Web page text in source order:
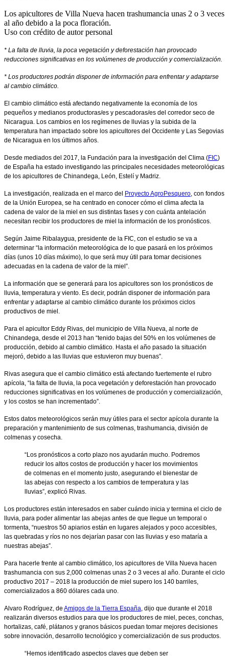
Los apicultores de Villa Nueva hacen trashumancia unas 2 o 3 veces
al año debido a la poca floración.
Uso con crédito de autor personal
* La falta de lluvia, la poca vegetación y deforestación han provocado
reducciones significativas en los volúmenes de producción y comercialización.
* Los productores podrán disponer de información para enfrentar y adaptarse
al cambio climático.
El cambio climático está afectando negativamente la economía de los
pequeños y medianos productoras/es y pescadoras/es del corredor seco de
Nicaragua. Los cambios en los regímenes de lluvias y la subida de la
temperatura han impactado sobre los apicultores del Occidente y Las Segovias
de Nicaragua en los últimos años.
Desde mediados del 2017, la Fundación para la investigación del Clima (FIC)
de España ha estado investigando las principales necesidades meteorológicas
de los apicultores de Chinandega, León, Estelí y Madriz.
La investigación, realizada en el marco del Proyecto AgroPesquero, con fondos
de la Unión Europea, se ha centrado en conocer cómo el clima afecta la
cadena de valor de la miel en sus distintas fases y con cuánta antelación
necesitan recibir los productores de miel la información de los pronósticos.
Según Jaime Ribalaygua, presidente de la FIC, con el estudio se va a
determinar “la información meteorológica de lo que pasará en los próximos
días (unos 10 días máximo), lo que será muy útil para tomar decisiones
adecuadas en la cadena de valor de la miel”.
La información que se generará para los apicultores son los pronósticos de
lluvia, temperatura y viento. Es decir, podrán disponer de información para
enfrentar y adaptarse al cambio climático durante los próximos ciclos
productivos de miel.
Para el apicultor Eddy Rivas, del municipio de Villa Nueva, al norte de
Chinandega, desde el 2013 han “tenido bajas del 50% en los volúmenes de
producción, debido al cambio climático. Hasta el año pasado la situación
mejoró, debido a las lluvias que estuvieron muy buenas”.
Rivas asegura que el cambio climático está afectando fuertemente el rubro
apícola, “la falta de lluvia, la poca vegetación y deforestación han provocado
reducciones significativas en los volúmenes de producción y comercialización,
y los costos se han incrementado”.
Estos datos meteorológicos serán muy útiles para el sector apícola durante la
preparación y mantenimiento de sus colmenas, trashumancia, división de
colmenas y cosecha.
“Los pronósticos a corto plazo nos ayudarán mucho. Podremos
reducir los altos costos de producción y hacer los movimientos
de colmenas en el momento justo, asegurando el bienestar de
las abejas con respecto a los cambios de temperatura y las
lluvias”, explicó Rivas.
Los productores están interesados en saber cuándo inicia y termina el ciclo de
lluvia, para poder alimentar las abejas antes de que llegue un temporal o
tormenta, “nuestros 50 apiarios están en lugares alejados y poco accesibles,
las quebradas y ríos no nos dejarían pasar con las lluvias y eso mataría a
nuestras abejas”.
Para hacerle frente al cambio climático, los apicultores de Villa Nueva hacen
trashumancia con sus 2,000 colmenas unas 2 o 3 veces al año. Durante el ciclo
productivo 2017 – 2018 la producción de miel supero los 140 barriles,
comercializados a 860 dólares cada uno.
Alvaro Rodríguez, de Amigos de la Tierra España, dijo que durante el 2018
realizarán diversos estudios para que los productores de miel, peces, conchas,
hortalizas, café, plátanos y granos básicos puedan tomar mejores decisiones
sobre innovación, desarrollo tecnológico y comercialización de sus productos.
“Hemos identificado aspectos claves que deben ser